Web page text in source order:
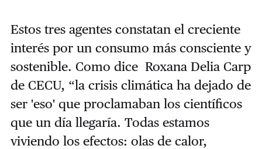
Estos tres agentes constatan el creciente
interés por un consumo más consciente y
sostenible. Como dice Roxana Delia Carp
de CECU, “la crisis climática ha dejado de
ser 'eso' que proclamaban los científicos
que un día llegaría. Todas estamos
viviendo los efectos: olas de calor,